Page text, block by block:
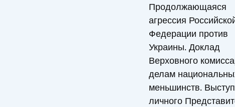
Продолжающаяся
агрессия
Федерации против
Украины. Доклад
Верховного
делам
меньшинств.
личного